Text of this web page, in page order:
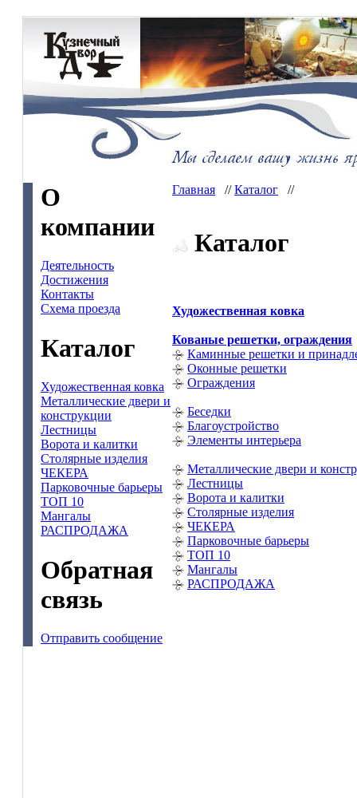
О
компании
Деятельность
Достижения
Контакты
Схема проезда
Каталог
Художественная ковка
Металлические двери и
конструкции
Лестницы
Ворота и калитки
Столярные изделия
ЧЕКЕРА
Парковочные барьеры
ТОП 10
Мангалы
РАСПРОДАЖА
Обратная
связь
Отправить сообщение
Главная //Каталог //
Каталог
Художественная ковка
Кованые решетки, ограждения
Каминные решетки и
Оконные решетки
Ограждения
Беседки
Благоустройство
Элементы интерьера
Металлические двери и
Лестницы
Ворота и калитки
Столярные изделия
ЧЕКЕРА
Парковочные барьеры
ТОП 10
Мангалы
РАСПРОДАЖА